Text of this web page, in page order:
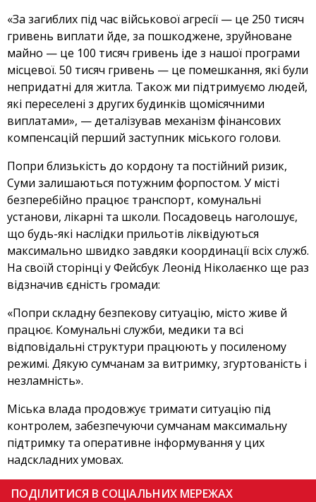
«За загиблих під час військової агресії — це 250 тисяч
гривень виплати йде, за пошкоджене, зруйноване
майно — це 100 тисяч гривень іде з нашої програми
місцевої. 50 тисяч гривень — це помешкання, які були
непридатні для житла. Також ми підтримуємо людей,
які переселені з других будинків щомісячними
виплатами», — деталізував механізм фінансових
компенсацій перший заступник міського голови.
Попри близькість до кордону та постійний ризик,
Суми залишаються потужним форпостом. У місті
безперебійно працює транспорт, комунальні
установи, лікарні та школи. Посадовець наголошує,
що будь-які наслідки прильотів ліквідуються
максимально швидко завдяки координації всіх служб.
На своїй сторінці у Фейсбук Леонід Ніколаєнко ще раз
відзначив єдність громади:
«Попри складну безпекову ситуацію, місто живе й
працює. Комунальні служби, медики та всі
відповідальні структури працюють у посиленому
режимі. Дякую сумчанам за витримку, згуртованість і
незламність».
Міська влада продовжує тримати ситуацію під
контролем, забезпечуючи сумчанам максимальну
підтримку та оперативне інформування у цих
надскладних умовах.
ПОДІЛИТИСЯ В СОЦІАЛЬНИХ МЕРЕЖАХ